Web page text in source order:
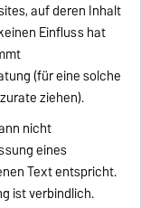
auf deren Inhalt
Einfluss hat
(für eine solche
ziehen).
nicht
eines
Text entspricht.
ist verbindlich.